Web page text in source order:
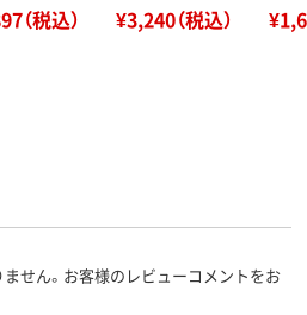
（税込） ¥3,240（税込）
せん。お客様のレビューコメントをお